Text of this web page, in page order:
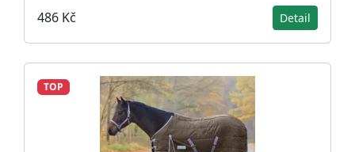
486 Kč Detail
TOP